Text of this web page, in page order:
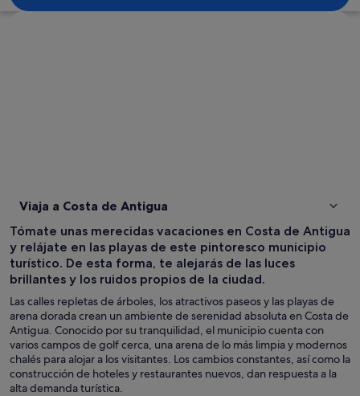
Viaja a Costa de Antigua
Tómate unas merecidas vacaciones en Costa de Antigua
y relájate en las playas de este pintoresco municipio
turístico. De esta forma, te alejarás de las luces
brillantes y los ruidos propios de la ciudad.
Las calles repletas de árboles, los atractivos paseos y las playas de
arena dorada crean un ambiente de serenidad absoluta en Costa de
Antigua. Conocido por su tranquilidad, el municipio cuenta con
varios campos de golf cerca, una arena de lo más limpia y modernos
chalés para alojar a los visitantes. Los cambios constantes, así como la
construcción de hoteles y restaurantes nuevos, dan respuesta a la
alta demanda turística.